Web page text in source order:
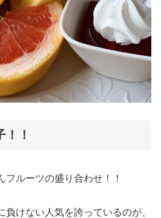
！
フルーツの盛り合わせ！！
負けない人気を誇っているのが、